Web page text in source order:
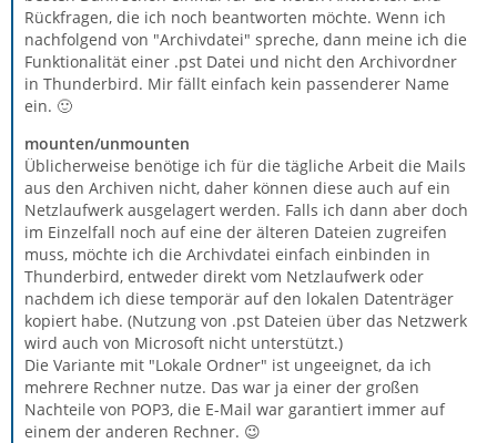
Rückfragen, die ich noch beantworten möchte. Wenn ich
nachfolgend von "Archivdatei" spreche, dann meine ich die
Funktionalität einer .pst Datei und nicht den Archivordner
in Thunderbird. Mir fällt einfach kein passenderer Name
ein. 🙂
mounten/unmounten
Üblicherweise benötige ich für die tägliche Arbeit die Mails
aus den Archiven nicht, daher können diese auch auf ein
Netzlaufwerk ausgelagert werden. Falls ich dann aber doch
im Einzelfall noch auf eine der älteren Dateien zugreifen
muss, möchte ich die Archivdatei einfach einbinden in
Thunderbird, entweder direkt vom Netzlaufwerk oder
nachdem ich diese temporär auf den lokalen Datenträger
kopiert habe. (Nutzung von .pst Dateien über das Netzwerk
wird auch von Microsoft nicht unterstützt.)
Die Variante mit "Lokale Ordner" ist ungeeignet, da ich
mehrere Rechner nutze. Das war ja einer der großen
Nachteile von POP3, die E-Mail war garantiert immer auf
einem der anderen Rechner. 😉